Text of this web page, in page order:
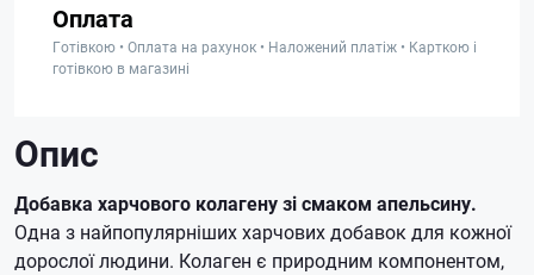
Оплата
Готівкою • Оплата на рахунок • Наложений платіж • Карткою і
готівкою в магазині
Опис
Добавка харчового колагену зі смаком апельсину.
Одна з найпопулярніших харчових добавок для кожної
дорослої людини. Колаген є природним компонентом,